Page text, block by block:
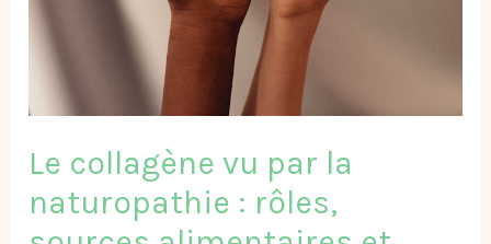
Le collagène vu par la
naturopathie : rôles,
alimentaires
et